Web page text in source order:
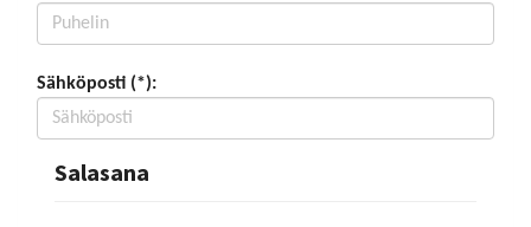
Sähköposti (*):
Salasana